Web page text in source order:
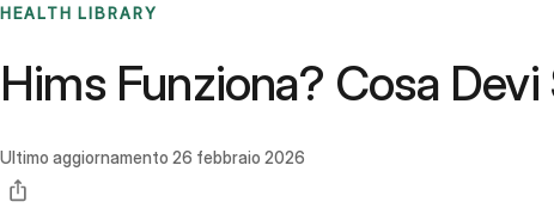
HEALTH LIBRARY
Hims Funziona? Cosa
Ultimo aggiornamento 26 febbraio 2026